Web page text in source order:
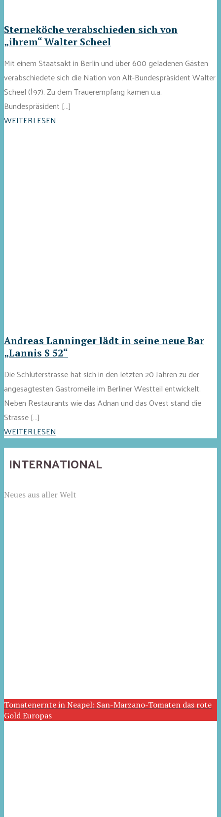
Sterneköche verabschieden sich von
„ihrem“ Walter Scheel
Mit einem Staatsakt in Berlin und über 600 geladenen Gästen
verabschiedete sich die Nation von Alt-Bundespräsident Walter
Scheel (†97). Zu dem Trauerempfang kamen u.a.
Bundespräsident […]
WEITERLESEN
Andreas Lanninger lädt in seine neue Bar
„Lannis S 52“
Die Schlüterstrasse hat sich in den letzten 20 Jahren zu der
angesagtesten Gastromeile im Berliner Westteil entwickelt.
Neben Restaurants wie das Adnan und das Ovest stand die
Strasse […]
WEITERLESEN
INTERNATIONAL
Neues aus aller Welt
Tomatenernte in Neapel: San-Marzano-Tomaten das rote
Gold Europas